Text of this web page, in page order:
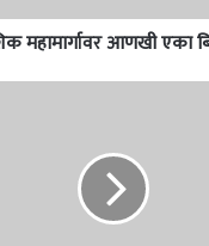
महामार्गावर आणखी एका